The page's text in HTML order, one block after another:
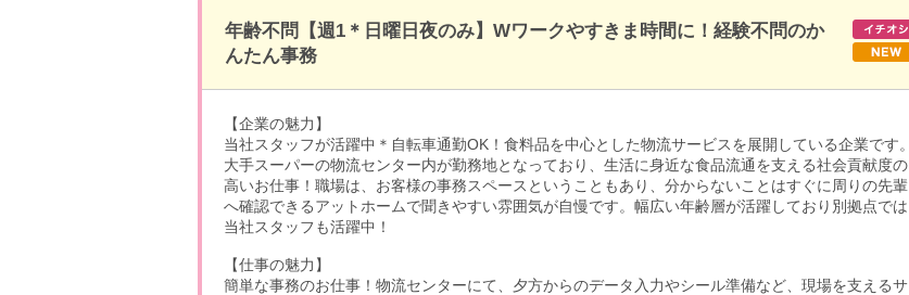
年齢不問【週1＊日曜日夜のみ】Wワークやすきま時間に！経験不問のか
んたん事務
【企業の魅力】
当社スタッフが活躍中＊自転車通勤OK！食料品を中心とした物流サービスを展開している企業です。
大手スーパーの物流センター内が勤務地となっており、生活に身近な食品流通を支える社会貢献度の
高いお仕事！職場は、お客様の事務スペースということもあり、分からないことはすぐに周りの先輩
へ確認できるアットホームで聞きやすい雰囲気が自慢です。幅広い年齢層が活躍しており別拠点では
当社スタッフも活躍中！
【仕事の魅力】
簡単な事務のお仕事！物流センターにて、夕方からのデータ入力やシール準備など、現場を支えるサ